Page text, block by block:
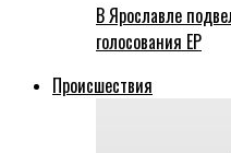
В Ярославле
голосования ЕР
Происшествия